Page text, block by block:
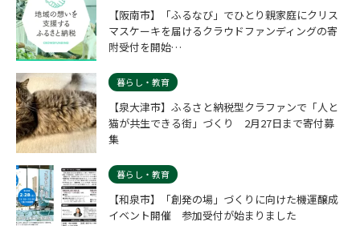
【阪南市】「ふるなび」でひとり親家庭にクリス
マスケーキを届けるクラウドファンディングの寄
附受付を開始…
暮らし・教育
【泉大津市】ふるさと納税型クラファンで「人と
猫が共生できる街」づくり 2月27日まで寄付募
集
暮らし・教育
【和泉市】「創発の場」づくりに向けた機運醸成
イベント開催 参加受付が始まりました